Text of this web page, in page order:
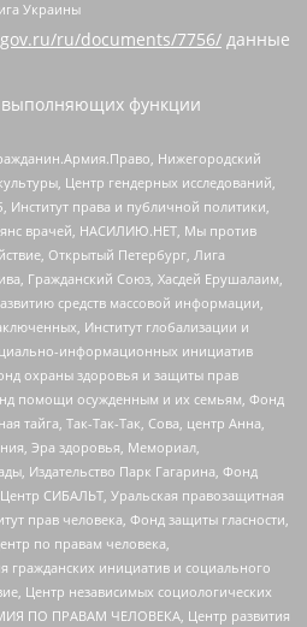
Украины
ru/documents/7756/ данные
функции
Нижегородский
Центр гендерных исследований,
права и публичной политики,
врачей, НАСИЛИЮ.НЕТ, Мы против
Открытый Петербург, Лига
Гражданский Союз, Хасдей Ерушалаим,
средств массовой информации,
Институт глобализации и
информационных инициатив
охраны здоровья и защиты прав
помощи осужденным и их семьям, Фонд
тайга, Так-Так-Так, Сова, центр Анна,
Эра здоровья, Мемориал,
Издательство Парк Гагарина, Фонд
СИБАЛЬТ, Уральская правозащитная
прав человека, Фонд защиты гласности,
по правам человека,
гражданских инициатив и социального
Центр независимых социологических
ПО ПРАВАМ ЧЕЛОВЕКА, Центр развития